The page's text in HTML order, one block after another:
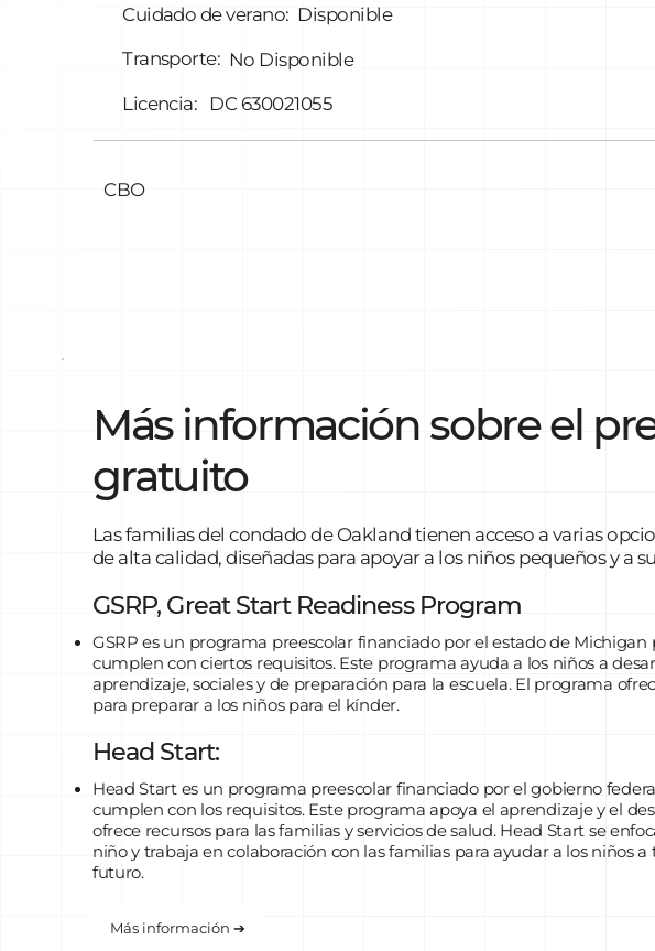
Cuidado de verano: Disponible
Transporte: No Disponible
Licencia: DC 630021055
CBO
Más información sobre el
gratuito
Las familias del condado de Oakland tienen acceso a varias
de alta calidad, diseñadas para apoyar a los niños pequeños y a
GSRP, Great Start Readiness Program
GSRP es un programa preescolar financiado por el estado de
cumplen con ciertos requisitos. Este programa ayuda a los niños a
aprendizaje, sociales y de preparación para la escuela. El programa
para preparar a los niños para el kínder.
Head Start:
Head Start es un programa preescolar financiado por el gobierno
cumplen con los requisitos. Este programa apoya el aprendizaje y el
ofrece recursos para las familias y servicios de salud. Head Start se
niño y trabaja en colaboración con las familias para ayudar a los niños
futuro.
Más información ➔